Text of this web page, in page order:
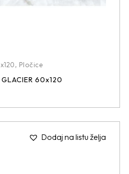
, Pločice
60x120
Dodaj na listu želja